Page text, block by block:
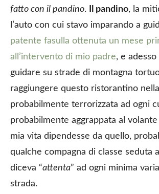
fatto con il pandino. Il pandino, la
l’auto con cui stavo imparando a
patente fasulla ottenuta un mese
all’intervento di mio padre, e
guidare su strade di montagna
raggiungere questo ristorantino
probabilmente terrorizzata ad ogni
probabilmente aggrappata al
mia vita dipendesse da quello,
qualche compagna di classe seduta
diceva “attenta” ad ogni minima
strada.